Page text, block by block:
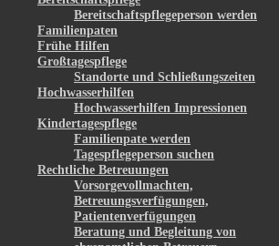
Bereitschaftspflegeperson werden
Familienpaten
Frühe Hilfen
Großtagespflege
Standorte und Schließungszeiten
Hochwasserhilfen
Hochwasserhilfen Impressionen
Kindertagespflege
Familienpate werden
Tagespflegeperson suchen
Rechtliche Betreuungen
Vorsorgevollmachten,
Betreuungsverfügungen,
Patientenverfügungen
Beratung und Begleitung von